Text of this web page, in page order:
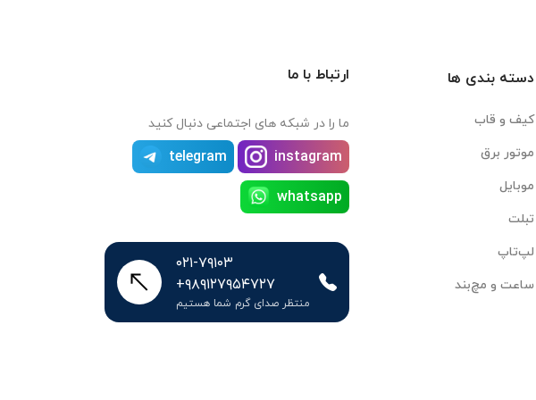
دسته بندی ها
کیف و قاب
موتور برق
موبایل
تبلت
لپ‌تاپ
ساعت و مچ‌بند
ارتباط با ما
ما را در شبکه های اجتماعی دنبال کنید
instagram
telegram
whatsapp
۰۲۱-۷۹۱۰۳
+۹۸۹۱۲۷۹۵۴۷۲۷
منتظر صدای گرم شما هستیم